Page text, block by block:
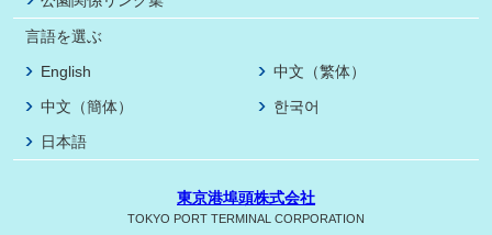
言語を選ぶ
English
中文（繁体）
中文（簡体）
한국어
日本語
東京港埠頭株式会社
TOKYO PORT TERMINAL CORPORATION